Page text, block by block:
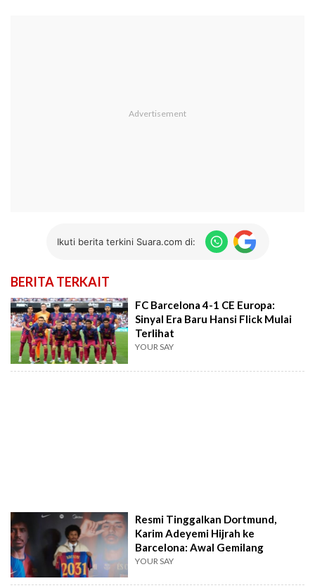
Ikuti berita terkini Suara.com di:
BERITA TERKAIT
FC Barcelona 4-1 CE Europa:
Sinyal Era Baru Hansi Flick Mulai
Terlihat
YOUR SAY
Resmi Tinggalkan Dortmund,
Karim Adeyemi Hijrah ke
Barcelona: Awal Gemilang
YOUR SAY